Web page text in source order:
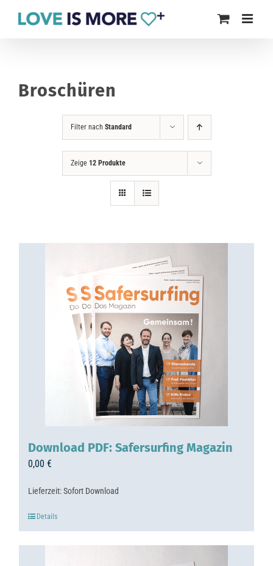
Inhalt
Broschüren
Filter nach Standard
Zeige 12 Produkte
Download PDF: Safersurfing Magazin
0,00 €
Lieferzeit:Sofort Download
Details